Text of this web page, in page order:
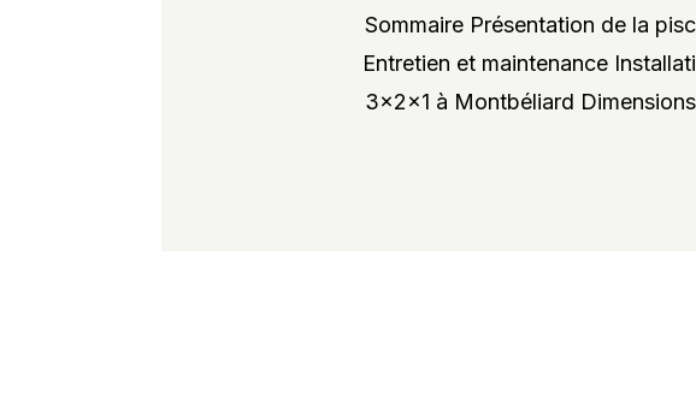
Sommaire Présentation de la
Entretien et maintenance
3x2x1 à Montbéliard